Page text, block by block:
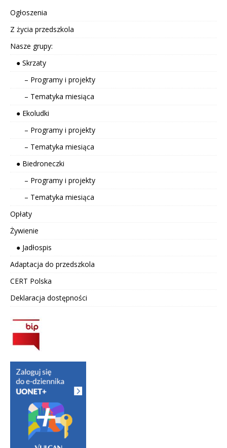
Ogłoszenia
Z życia przedszkola
Nasze grupy:
● Skrzaty
– Programy i projekty
– Tematyka miesiąca
● Ekoludki
– Programy i projekty
– Tematyka miesiąca
● Biedroneczki
– Programy i projekty
– Tematyka miesiąca
Opłaty
Żywienie
● Jadłospis
Adaptacja do przedszkola
CERT Polska
Deklaracja dostępności